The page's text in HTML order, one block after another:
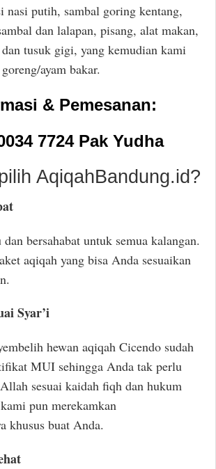
nasi putih, sambal goring kentang,
dan lalapan, pisang, alat makan,
tusuk gigi, yang kemudian kami
ayam bakar.
& Pemesanan:
7724 Pak Yudha
AqiqahBandung.id?
bersahabat untuk semua kalangan.
aqiqah yang bisa Anda sesuaikan
Syar’i
hewan aqiqah Cicendo sudah
MUI sehingga Anda tak perlu
sesuai kaidah fiqh dan hukum
pun merekamkan
khusus buat Anda.